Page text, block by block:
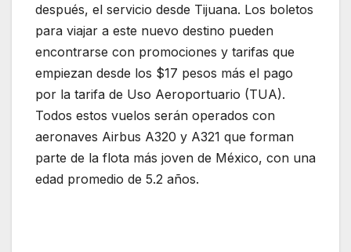
después, el servicio desde Tijuana. Los boletos
para viajar a este nuevo destino pueden
encontrarse con promociones y tarifas que
empiezan desde los $17 pesos más el pago
por la tarifa de Uso Aeroportuario (TUA).
Todos estos vuelos serán operados con
aeronaves Airbus A320 y A321 que forman
parte de la flota más joven de México, con una
edad promedio de 5.2 años.